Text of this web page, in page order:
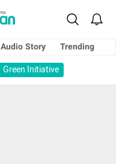
Audio Story
Trending
Green Initiative